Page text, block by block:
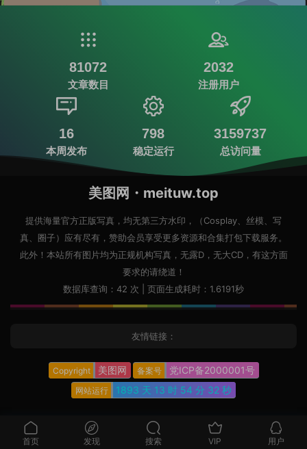
81072
文章数目
2032
注册用户
16
本周发布
798
稳定运行
3159737
总访问量
美图网・meituw.top
提供海量官方正版写真，均无第三方水印，（Cosplay、丝模、写
真、圈子）应有尽有，赞助会员享受更多资源和合集打包下载服务。
此外！本站所有图片均为正规机构写真，无露D，无大CD，有这方面
要求的请绕道！
数据库查询：42 次 | 页面生成耗时：1.6191秒
友情链接：
Copyright 美图网 备案号 党ICP备2000001号
网站运行 1893 天 13 时 54 分 33 秒
首页 发现 搜索 VIP 用户